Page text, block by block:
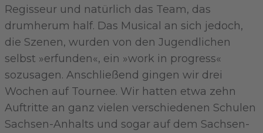
Regisseur und natürlich das Team, das
drumherum half. Das Musical an sich jedoch,
die Szenen, wurden von den Jugendlichen
selbst »erfunden«, ein »work in progress«
sozusagen. Anschließend gingen wir drei
Wochen auf Tournee. Wir hatten etwa zehn
Auftritte an ganz vielen verschiedenen Schulen
Sachsen-Anhalts und sogar auf dem Sachsen-